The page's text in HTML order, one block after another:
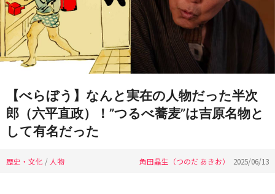
【べらぼう】なんと実在の人物だった半次
郎（六平直政）！”つるべ蕎麦”は吉原名物と
して有名だった
歴史・文化 / 人物 角田晶生（つのだ あきお） 2025/06/13